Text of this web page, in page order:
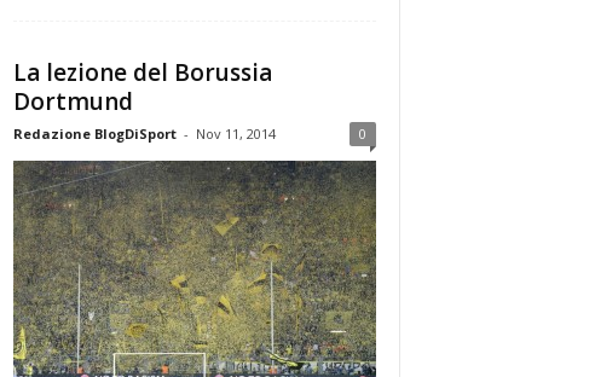
La lezione del Borussia
Dortmund
Redazione BlogDiSport - Nov 11, 2014 0